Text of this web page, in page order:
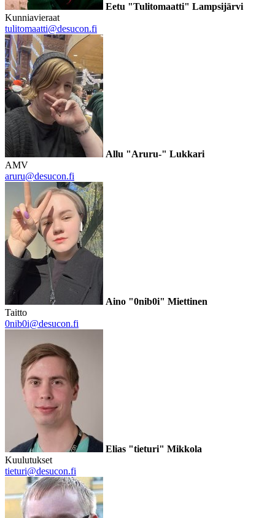
Eetu "Tulitomaatti" Lampsijärvi
Kunniavieraat
tulitomaatti@desucon.fi
Allu "Aruru-" Lukkari
AMV
aruru@desucon.fi
Aino "0nib0i" Miettinen
Taitto
0nib0i@desucon.fi
Elias "tieturi" Mikkola
Kuulutukset
tieturi@desucon.fi